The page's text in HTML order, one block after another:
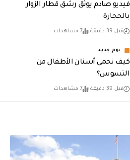
فيديو صادم يوثق رشق قطار الزوار
بالحجارة
قبل 39 دقيقة 7 مشاهدات
يوم جديد
كيف نحمي أسنان الأطفال من
التسوس؟
قبل 39 دقيقة 7 مشاهدات